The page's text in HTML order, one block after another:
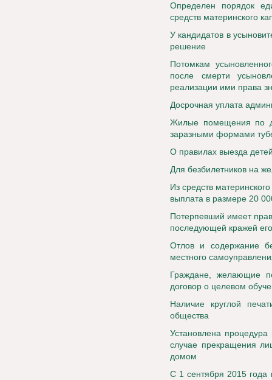
Определен порядок
средств материнского
У кандидатов в
решение
Потомкам
после смерти
реализации ими права
Досрочная уплата
Жилые помещения по
заразными формами
О правилах выезда
Для безбилетников на
Из средств
выплата в размере 20
Потерпевший имеет
последующей кражей
Отлов и содержание
местного
Граждане, желающие
договор о целевом
Наличие круглой
общества
Установлена
случае прекращения
домом
С 1 сентября 2015 года